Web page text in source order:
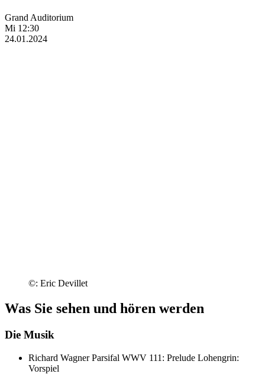
Grand Auditorium
Mi 12:30
24.01.2024
©: Eric Devillet
Was Sie sehen und hören werden
Die Musik
Richard Wagner Parsifal WWV 111: Prelude Lohengrin:
Vorspiel